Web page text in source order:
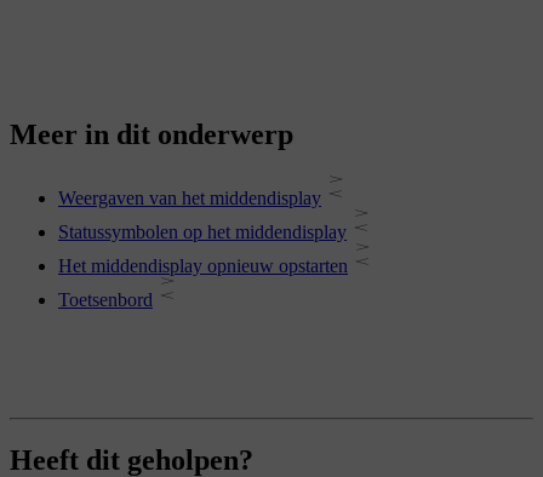
Meer in dit onderwerp
Weergaven van het middendisplay
Statussymbolen op het middendisplay
Het middendisplay opnieuw opstarten
Toetsenbord
Heeft dit geholpen?